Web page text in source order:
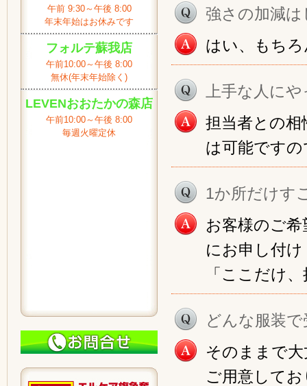
午前 9:30～午後 8:00
年末年始はお休みです
フォルテ蘇我店
午前10:00～午後 8:00
無休(年末年始除く)
LEVENおおたかの森店
午前10:00～午後 8:00
毎週火曜定休
強さの加減
はい、もち
上手な人に
担当者との
は可能です
1か所だけす
お客様のご
にお申し付
「ここだけ
どんな服装
そのままで
ご用意して